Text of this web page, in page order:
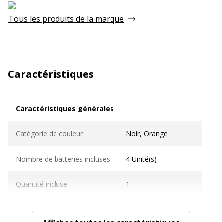
Tous les produits de la marque
Caractéristiques
Caractéristiques générales
Catégorie de couleur Noir, Orange
Nombre de batteries incluses 4 Unité(s)
Quantité incluse 1
Sous-catégorie Piles à usage général